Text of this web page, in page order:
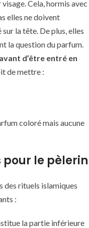
Cela, hormis avec
elles ne doivent
la tête. De plus, elles
la question du parfum.
d’être entré en
de mettre :
coloré mais aucune
pour le pèlerin
des rituels islamiques
:
la partie inférieure